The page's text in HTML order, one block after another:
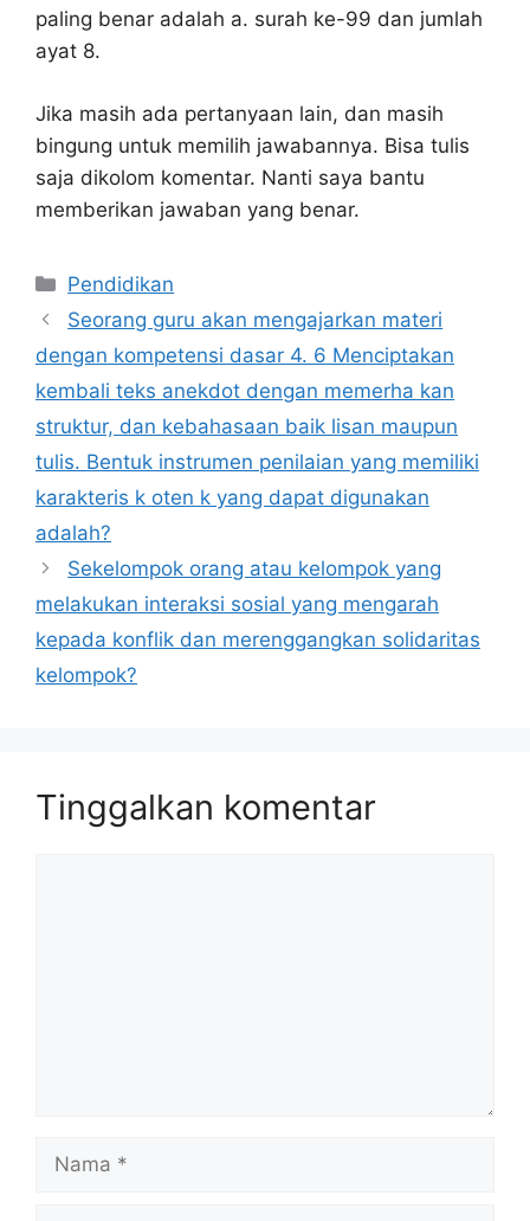
paling benar adalah a. surah ke-99 dan jumlah
ayat 8.
Jika masih ada pertanyaan lain, dan masih
bingung untuk memilih jawabannya. Bisa tulis
saja dikolom komentar. Nanti saya bantu
memberikan jawaban yang benar.
Kategori
Pendidikan
Seorang guru akan mengajarkan materi
dengan kompetensi dasar 4. 6 Menciptakan
kembali teks anekdot dengan memerha kan
struktur, dan kebahasaan baik lisan maupun
tulis. Bentuk instrumen penilaian yang memiliki
karakteris k oten k yang dapat digunakan
adalah?
Sekelompok orang atau kelompok yang
melakukan interaksi sosial yang mengarah
kepada konflik dan merenggangkan solidaritas
kelompok?
Tinggalkan komentar